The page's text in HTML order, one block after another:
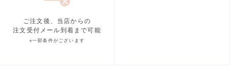
ご注文後、当店からの
注文受付メール到着まで可能
※一部条件がございます